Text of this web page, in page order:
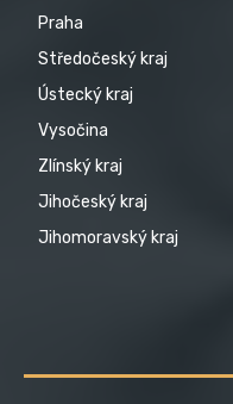
Praha
Středočeský kraj
Ústecký kraj
Vysočina
Zlínský kraj
Jihočeský kraj
Jihomoravský kraj